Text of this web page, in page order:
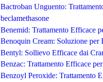
Bactroban Unguento:
beclamethasone
Benemid: Trattamento Efficace
Benoquin Cream: Soluzione per
Bentyl: Sollievo Efficace dai
Benzac: Trattamento Efficace
Benzoyl Peroxide: Trattamento